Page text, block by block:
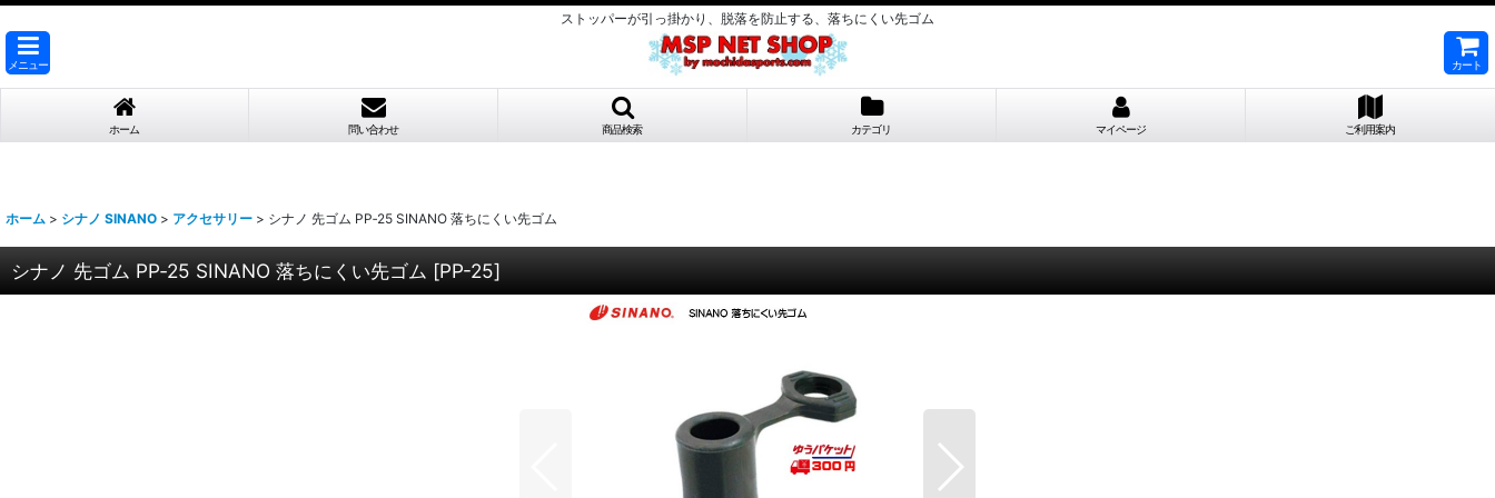
ストッパーが引っ掛かり、脱落を防止する、落ちにくい先ゴム
メニュー カート
ホーム 問い合わせ 商品検索 カテゴリ マイページ ご利用案内
ホーム > シナノ SINANO > アクセサリー > シナノ 先ゴム PP‐25 SINANO 落ちにくい先ゴム
シナノ 先ゴム PP‐25 SINANO 落ちにくい先ゴム [PP-25]